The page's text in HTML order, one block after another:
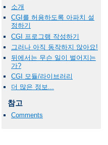
소개
CGI를 허용하도록 아파치 설
정하기
CGI 프로그램 작성하기
그러나 아직 동작하지 않아요!
뒤에서는 무슨 일이 벌어지는
가?
CGI 모듈/라이브러리
더 많은 정보...
참고
Comments